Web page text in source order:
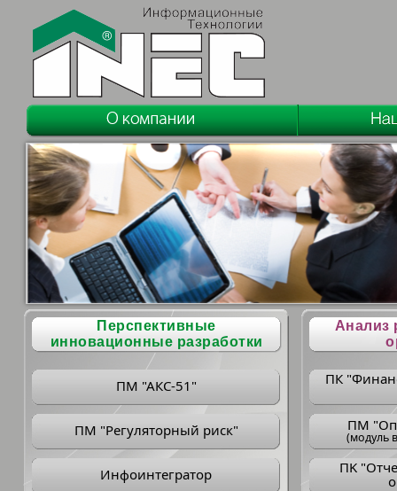
Перспективные
инновационные разработки
ПМ "АКС-51"
ПМ "Регуляторный риск"
Инфоинтегратор
Анализ
ПК
ПM
(модуль
ПK